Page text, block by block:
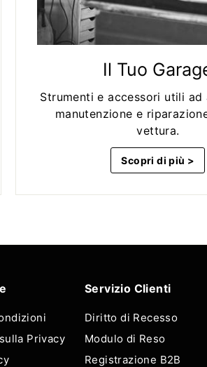
Il Tuo
Strumenti e accessori utili ad
manutenzione e
vettura.
Scopri di più >
Privacy
Servizio Clienti
Diritto di Recesso
Modulo di Reso
Registrazione B2B